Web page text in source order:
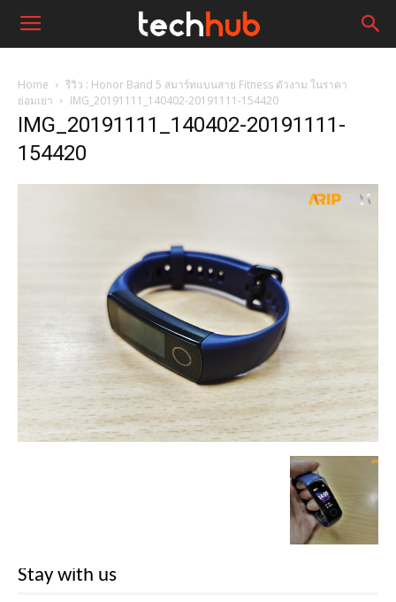
Home
รีวิว : Honor Band 5 สมาร์ทแบนสาย Fitness ตัวงาม ในราคา
ย่อมเยา
IMG_20191111_140402-20191111-154420
IMG_20191111_140402-20191111-
154420
Stay with us